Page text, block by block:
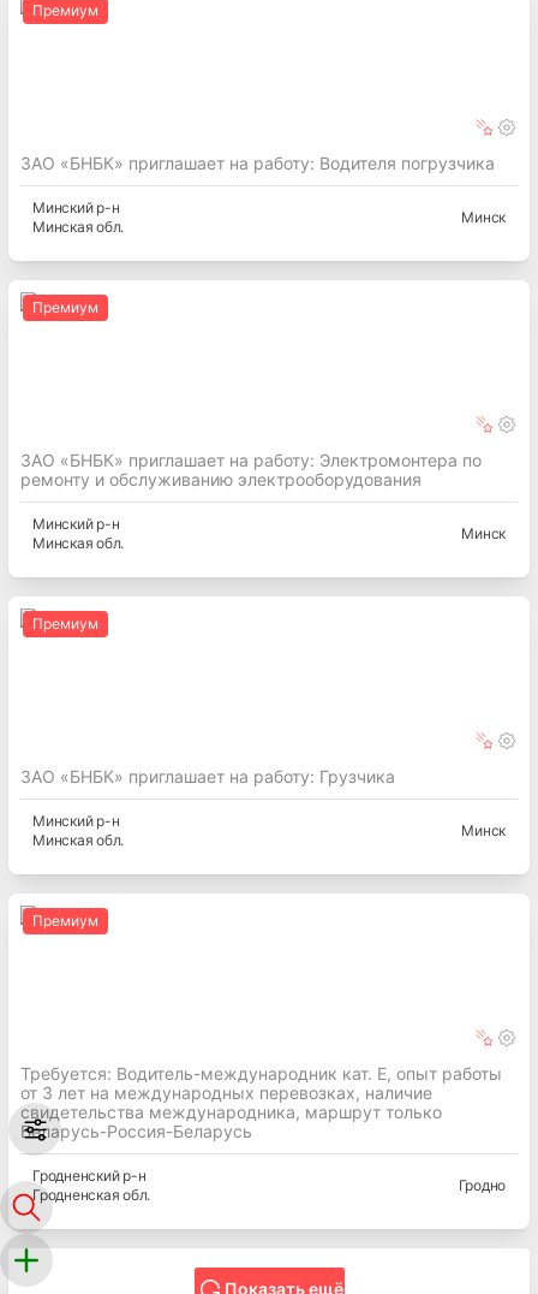
Премиум
ЗАО «БНБК» приглашает на работу: Водителя погрузчика
Минскийр-н
Минская обл.
Минск
Премиум
ЗАО «БНБК» приглашает на работу: Электромонтера по
ремонту и обслуживанию электрооборудования
Минскийр-н
Минская обл.
Минск
Премиум
ЗАО «БНБК» приглашает на работу: Грузчика
Минскийр-н
Минская обл.
Минск
Премиум
Требуется: Водитель-международник кат. Е, опыт работы
от 3 лет на международных перевозках, наличие
свидетельства международника, маршрут только
Беларусь-Россия-Беларусь
Гродненскийр-н
Гродненская обл.
Гродно
Показать ещё